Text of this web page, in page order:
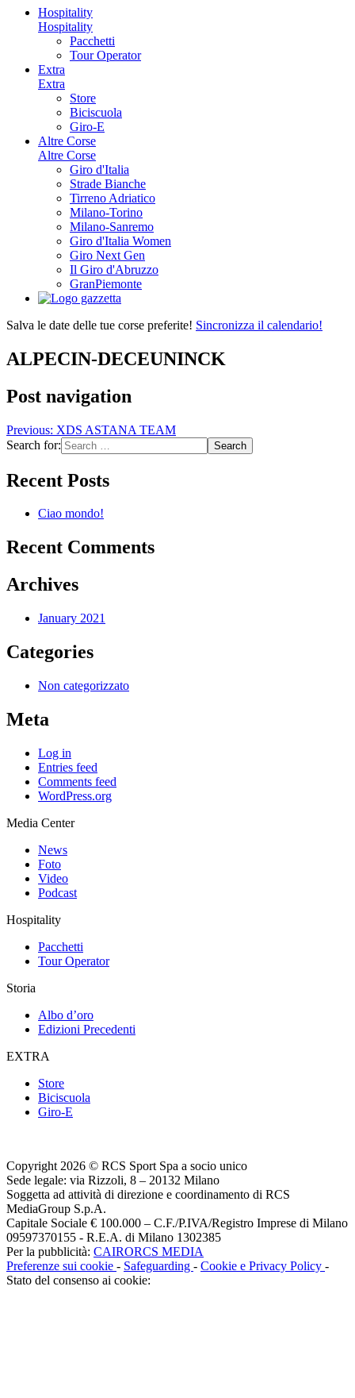
Hospitality
Hospitality
Pacchetti
Tour Operator
Extra
Extra
Store
Biciscuola
Giro-E
Altre Corse
Altre Corse
Giro d'Italia
Strade Bianche
Tirreno Adriatico
Milano-Torino
Milano-Sanremo
Giro d'Italia Women
Giro Next Gen
Il Giro d'Abruzzo
GranPiemonte
Salva le date delle tue corse preferite! Sincronizza il calendario!
ALPECIN-DECEUNINCK
Post navigation
Previous: XDS ASTANA TEAM
Search for:
Recent Posts
Ciao mondo!
Recent Comments
Archives
January 2021
Categories
Non categorizzato
Meta
Log in
Entries feed
Comments feed
WordPress.org
Media Center
News
Foto
Video
Podcast
Hospitality
Pacchetti
Tour Operator
Storia
Albo d’oro
Edizioni Precedenti
EXTRA
Store
Biciscuola
Giro-E
Copyright 2026 © RCS Sport Spa a socio unico
Sede legale: via Rizzoli, 8 – 20132 Milano
Soggetta ad attività di direzione e coordinamento di RCS
MediaGroup S.p.A.
Capitale Sociale € 100.000 – C.F./P.IVA/Registro Imprese di Milano
09597370155 - R.E.A. di Milano 1302385
Per la pubblicità: CAIRORCS MEDIA
Preferenze sui cookie - Safeguarding - Cookie e Privacy Policy -
Stato del consenso ai cookie: